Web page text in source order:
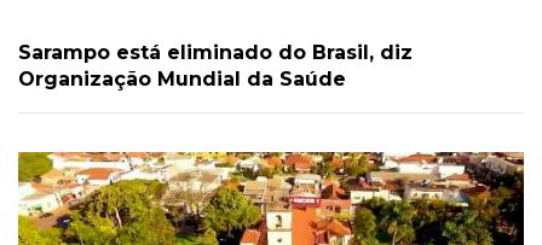
Sarampo está eliminado do Brasil, diz
Organização Mundial da Saúde